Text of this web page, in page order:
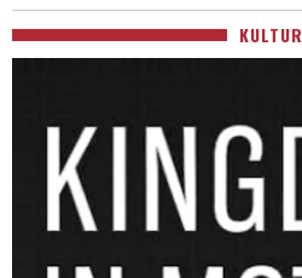
KULTUR